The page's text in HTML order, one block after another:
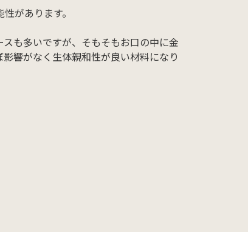
があります。
も多いですが、そもそもお口の中に金
響がなく生体親和性が良い材料になり